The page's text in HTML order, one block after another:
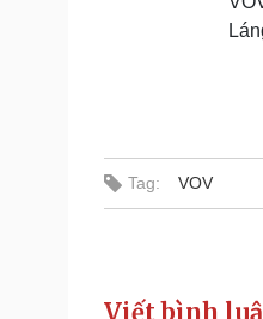
Tag: VOV
Viết bình